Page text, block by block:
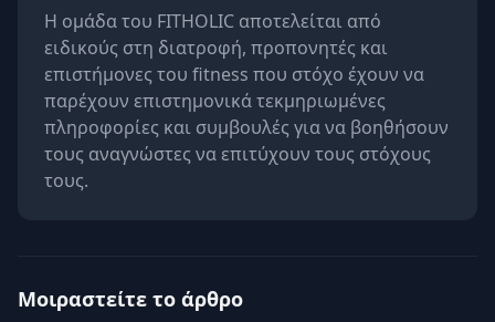
Η ομάδα του FITHOLIC αποτελείται από
ειδικούς στη διατροφή, προπονητές και
επιστήμονες του fitness που στόχο έχουν να
παρέχουν επιστημονικά τεκμηριωμένες
πληροφορίες και συμβουλές για να βοηθήσουν
τους αναγνώστες να επιτύχουν τους στόχους
τους.
Μοιραστείτε το άρθρο